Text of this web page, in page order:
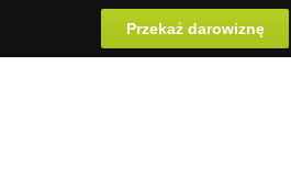
Przekaż darowiznę